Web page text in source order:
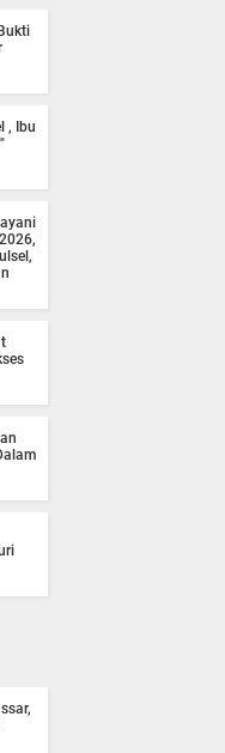
, Ibu